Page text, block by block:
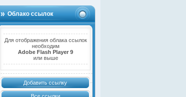
Облако ссылок
Для отображения облака ссылок
необходим
Adobe Flash Player 9
или выше
Добавить ссылку